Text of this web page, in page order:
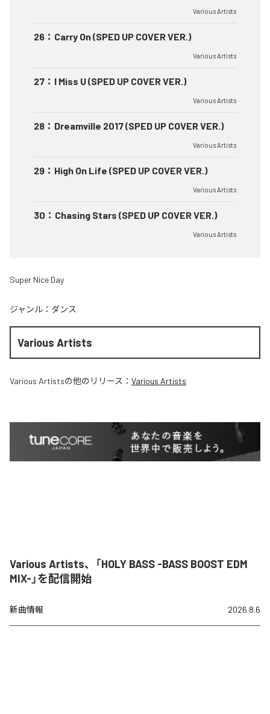
Various Artists
26 ： Carry On (SPED UP COVER VER.)
Various Artists
27 ： I Miss U (SPED UP COVER VER.)
Various Artists
28 ： Dreamville 2017 (SPED UP COVER VER.)
Various Artists
29 ： High On Life (SPED UP COVER VER.)
Various Artists
30 ： Chasing Stars (SPED UP COVER VER.)
Various Artists
Super Nice Day
ジャンル： ダンス
Various Artists
Various Artistsの他のリリース： Various Artists
Various Artists、「HOLY BASS -BASS BOOST EDM
MIX-」を配信開始
新曲情報 2026.8.6